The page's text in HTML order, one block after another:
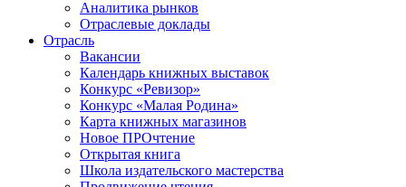
Аналитика рынков
Отраслевые доклады
Отрасль
Вакансии
Календарь книжных выставок
Конкурс «Ревизор»
Конкурс «Малая Родина»
Карта книжных магазинов
Новое ПРОчтение
Открытая книга
Школа издательского мастерства